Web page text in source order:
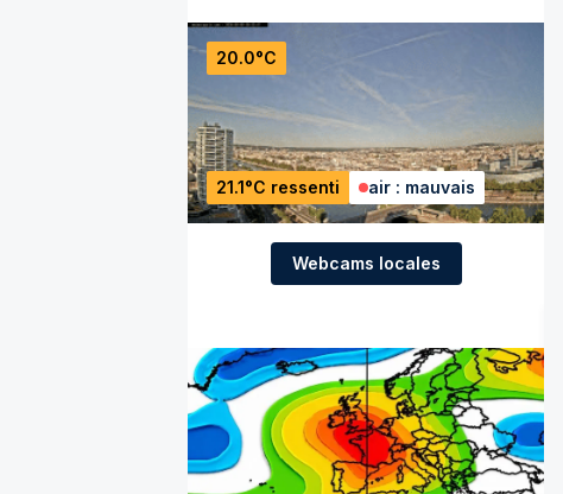
20.0°C
21.1°C ressenti air : mauvais
Webcams locales